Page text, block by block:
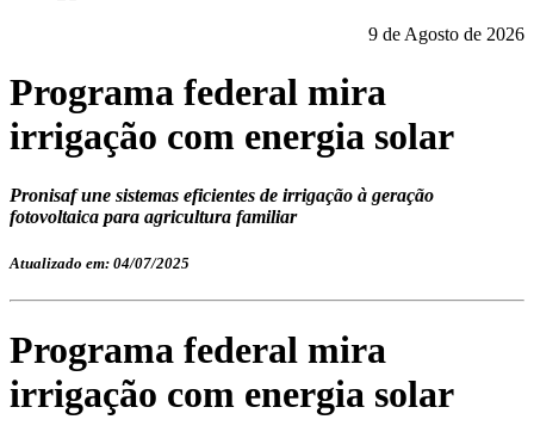
9 de Agosto de 2026
Programa federal mira
irrigação com energia solar
Pronisaf une sistemas eficientes de irrigação à geração
fotovoltaica para agricultura familiar
Atualizado em: 04/07/2025
Programa federal mira
irrigação com energia solar